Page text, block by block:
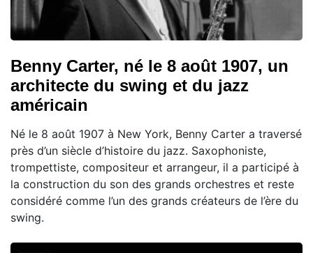
Benny Carter, né le 8 août 1907, un
architecte du swing et du jazz
américain
Né le 8 août 1907 à New York, Benny Carter a traversé
près d’un siècle d’histoire du jazz. Saxophoniste,
trompettiste, compositeur et arrangeur, il a participé à
la construction du son des grands orchestres et reste
considéré comme l’un des grands créateurs de l’ère du
swing.